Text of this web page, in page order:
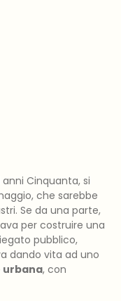
Cinquanta, si
che sarebbe
Se da una parte,
per costruire una
pubblico,
dando vita ad uno
urbana, con